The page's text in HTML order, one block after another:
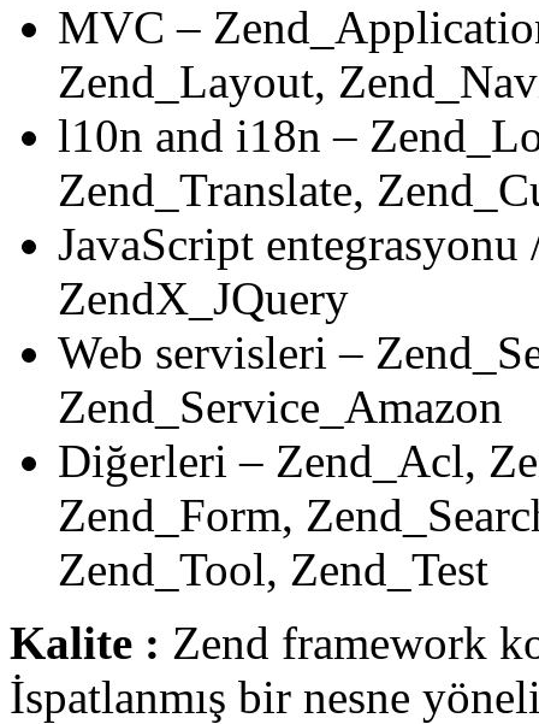
MVC –
Zend_Layout,
l10n and i18n –
Zend_Translate,
JavaScript
ZendX_JQuery
Web servisleri –
Zend_Service_Amazon
Diğerleri – Zend_Acl,
Zend_Form,
Zend_Tool, Zend_Test
Kalite : Zend framework
İspatlanmış bir nesne